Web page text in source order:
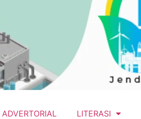
ADVERTORIAL LITERASI